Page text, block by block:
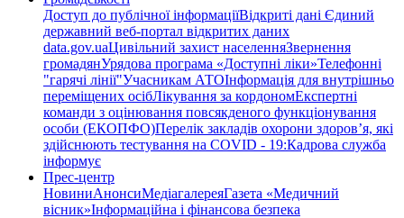
Доступ до публічної інформаціїВідкриті дані Єдиний
державний веб-портал відкритих даних
data.gov.uaЦивільний захист населенняЗвернення
громадянУрядова програма «Доступні ліки»Телефонні
"гарячі лінії"Учасникам АТОІнформація для внутрішньо
переміщених осібЛікування за кордономЕкспертні
команди з оцінювання повсякденого функціонування
особи (ЕКОПФО)Перелік закладів охорони здоров’я, які
здійснюють тестування на COVID - 19:Кадрова служба
інформує
Прес-центр
НовиниАнонсиМедіагалереяГазета «Медичний
вісник»Інформаційна і фінансова безпека